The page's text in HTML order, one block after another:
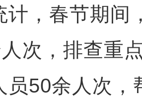
春节期间
次，排查重
员50余人次，